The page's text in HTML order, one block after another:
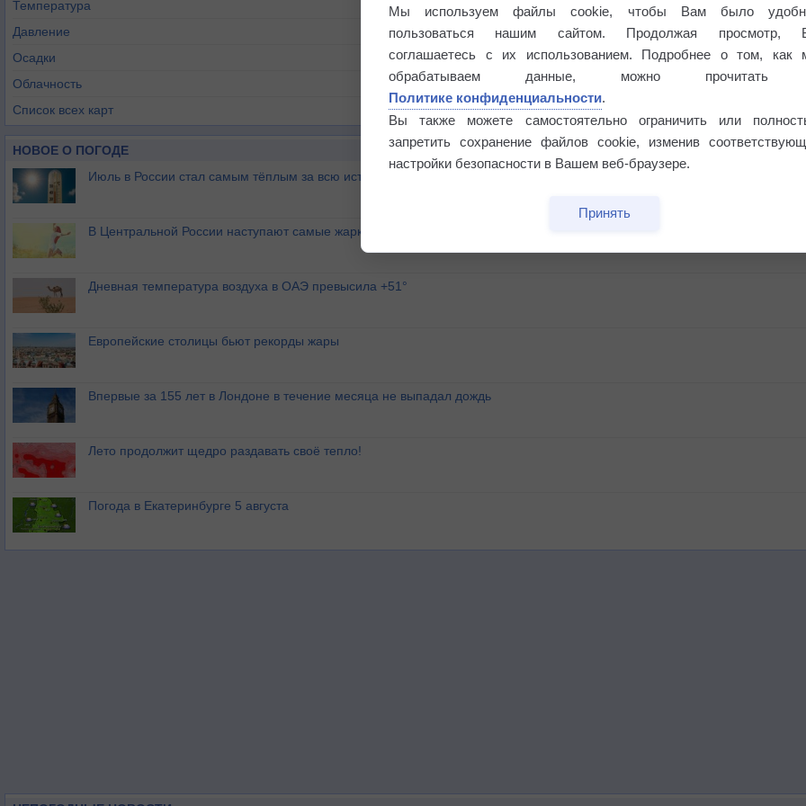
Температура
Давление
Осадки
Облачность
Список всех карт
НОВОЕ О ПОГОДЕ
Июль в России стал самым тёплым за всю историю
В Центральной России наступают самые жаркие дни этого лета
Дневная температура воздуха в ОАЭ превысила +51°
Европейские столицы бьют рекорды жары
Впервые за 155 лет в Лондоне в течение месяца не выпадал дождь
Лето продолжит щедро раздавать своё тепло!
Погода в Екатеринбурге 5 августа
Мы используем файлы cookie, чтобы Вам было
пользоваться нашим сайтом. Продолжая просмотр,
соглашаетесь с их использованием. Подробнее о том, как
обрабатываем данные, можно прочитать
Политике конфиденциальности.
Вы также можете самостоятельно ограничить или
запретить сохранение файлов cookie, изменив
настройки безопасности в Вашем веб-браузере.
Принять